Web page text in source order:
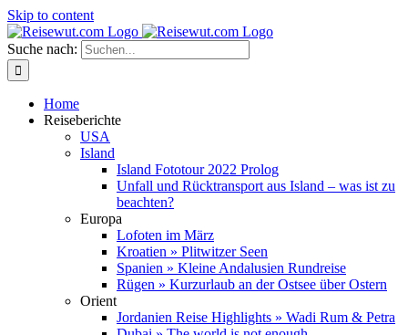
Skip to content
Suche nach:
Home
Reiseberichte
USA
Island
Island Fototour 2022 Prolog
Unfall und Rücktransport aus Island – was ist zu
beachten?
Europa
Lofoten im März
Kroatien » Plitwitzer Seen
Spanien » Kleine Andalusien Rundreise
Rügen » Kurzurlaub an der Ostsee über Ostern
Orient
Jordanien Reise Highlights » Wadi Rum & Petra